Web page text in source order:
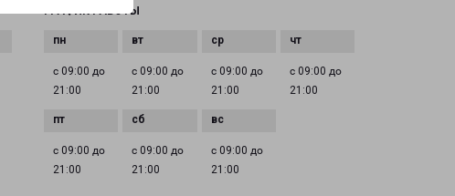
ГРАФИК РАБОТЫ
с 09:00 до
21:00
с 09:00 до
21:00
с 09:00 до
21:00
с 09:00 до
21:00
с 09:00 до
21:00
с 09:00 до
21:00
с 09:00 до
21:00